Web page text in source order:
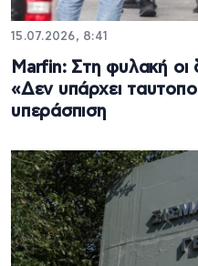
15.07.2026, 8:41
Marfin: Στη φυλακή οι
«Δεν υπάρχει
υπεράσπιση